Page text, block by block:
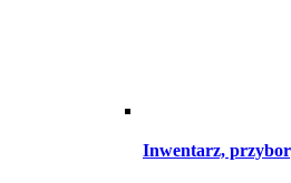
Inwentarz,